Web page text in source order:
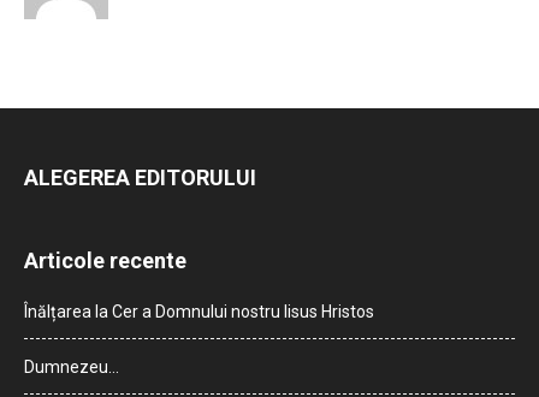
ALEGEREA EDITORULUI
Articole recente
Înălțarea la Cer a Domnului nostru Iisus Hristos
Dumnezeu…